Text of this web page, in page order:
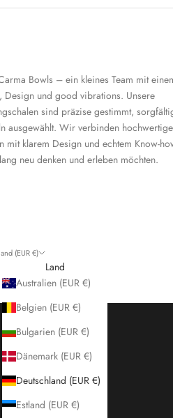
Bowls – ein kleines Team mit
Design und good vibrations. Unsere
sind präzise gestimmt,
ausgewählt. Wir verbinden hochwertige
mit klarem Design und echtem Know-
neu denken und erleben möchten.
(EUR €)
Land
Australien (EUR €)
Belgien (EUR €)
Bulgarien (EUR €)
Dänemark (EUR €)
Deutschland (EUR €)
Estland (EUR €)